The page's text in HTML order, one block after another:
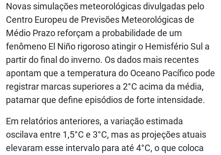
Novas simulações meteorológicas divulgadas pelo
Centro Europeu de Previsões Meteorológicas de
Médio Prazo reforçam a probabilidade de um
fenômeno El Niño rigoroso atingir o Hemisfério Sul a
partir do final do inverno. Os dados mais recentes
apontam que a temperatura do Oceano Pacífico pode
registrar marcas superiores a 2°C acima da média,
patamar que define episódios de forte intensidade.
Em relatórios anteriores, a variação estimada
oscilava entre 1,5°C e 3°C, mas as projeções atuais
elevaram esse intervalo para até 4°C, o que coloca